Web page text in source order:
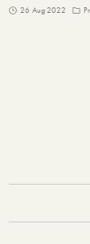
26 Aug 2022